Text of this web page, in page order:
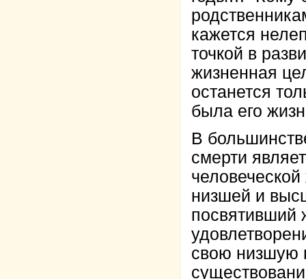
кажется
точкой в
жизненная
останется
была его
В
смерти
низшей и
посвятивший
свою низшую